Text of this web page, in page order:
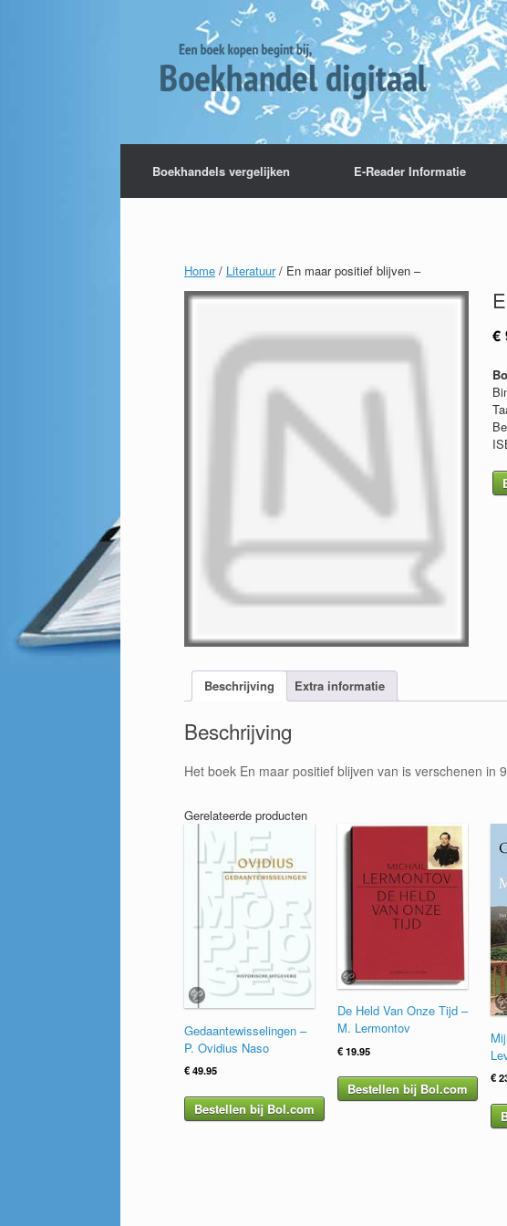
Boekhandels vergelijken E-Reader Informatie
Home / Literatuur/ En maar positief blijven –
€
Beschrijving Extra informatie
Beschrijving
Het boek En maar positief blijven van is verschenen in
Gerelateerde producten
Gedaantewisselingen –
P. Ovidius Naso
€49.95
Bestellen bij Bol.com
De Held Van Onze Tijd –
M. Lermontov
€19.95
Bestellen bij Bol.com
€